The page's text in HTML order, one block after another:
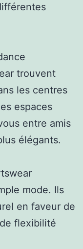
trouvent
les centres
espaces
entre amis
élégants.
mode. Ils
en faveur de
flexibilité